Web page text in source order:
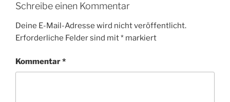
Schreibe einen Kommentar
Deine E-Mail-Adresse wird nicht veröffentlicht.
Erforderliche Felder sind mit* markiert
Kommentar*